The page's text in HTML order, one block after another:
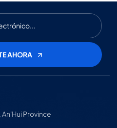
An'Hui Province